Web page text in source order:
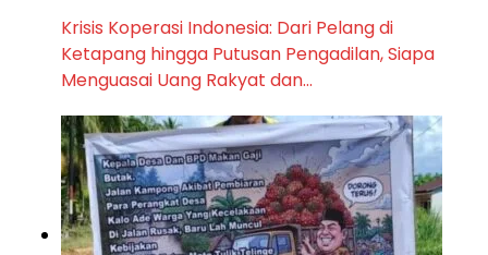
Krisis Koperasi Indonesia: Dari Pelang di
Ketapang hingga Putusan Pengadilan, Siapa
Menguasai Uang Rakyat dan…